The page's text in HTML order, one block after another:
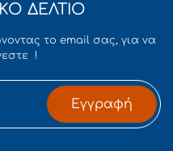
ΔΕΛΤΙΟ
το email σας, για να
!
Εγγραφή